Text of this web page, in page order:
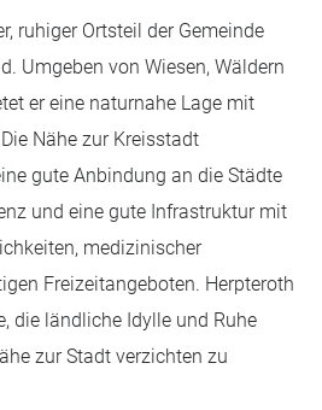
ruhiger Ortsteil der Gemeinde
Umgeben von Wiesen, Wäldern
er eine naturnahe Lage mit
Nähe zur Kreisstadt
gute Anbindung an die Städte
und eine gute Infrastruktur mit
medizinischer
Freizeitangeboten. Herpteroth
die ländliche Idylle und Ruhe
zur Stadt verzichten zu